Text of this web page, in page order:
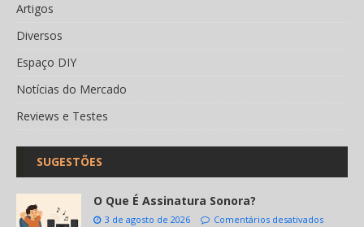
Artigos
Diversos
Espaço DIY
Notícias do Mercado
Reviews e Testes
SUGESTÕES
O Que É Assinatura Sonora?
3 de agosto de 2026 Comentários desativados